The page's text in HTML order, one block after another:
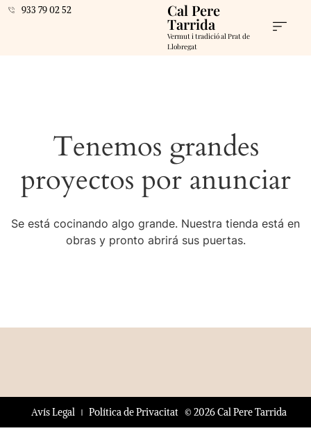
933 79 02 52 Cal Pere
Tarrida
Vermut i tradició al Prat de
Llobregat
Tenemos grandes
proyectos por anunciar
Se está cocinando algo grande. Nuestra tienda está en
obras y pronto abrirá sus puertas.
© 2026 Cal Pere Tarrida
Avís Legal Política de Privacitat